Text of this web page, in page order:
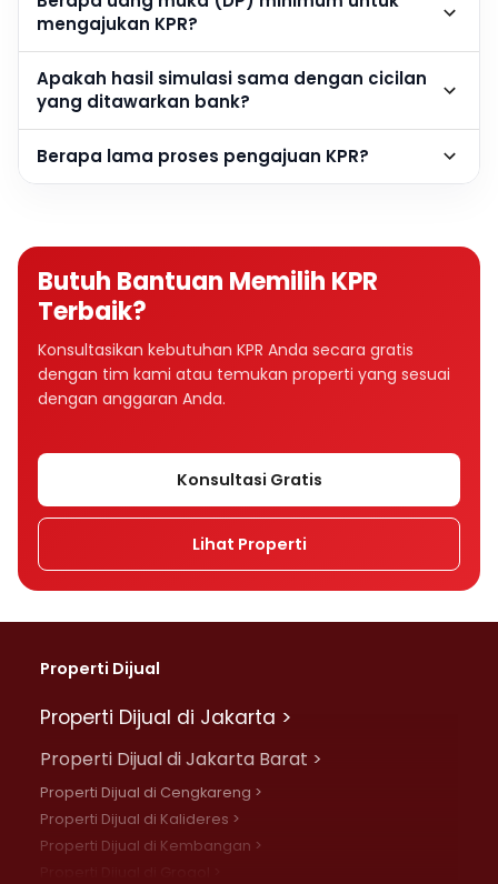
mengajukan KPR?
Apakah hasil simulasi sama dengan cicilan
yang ditawarkan bank?
Berapa lama proses pengajuan KPR?
Butuh Bantuan Memilih KPR
Terbaik?
Konsultasikan kebutuhan KPR Anda secara gratis
dengan tim kami atau temukan properti yang sesuai
dengan anggaran Anda.
Konsultasi Gratis
Lihat Properti
Properti Dijual
Properti Dijual di Jakarta >
Properti Dijual di Jakarta Barat >
Properti Dijual di Cengkareng >
Properti Dijual di Kalideres >
Properti Dijual di Kembangan >